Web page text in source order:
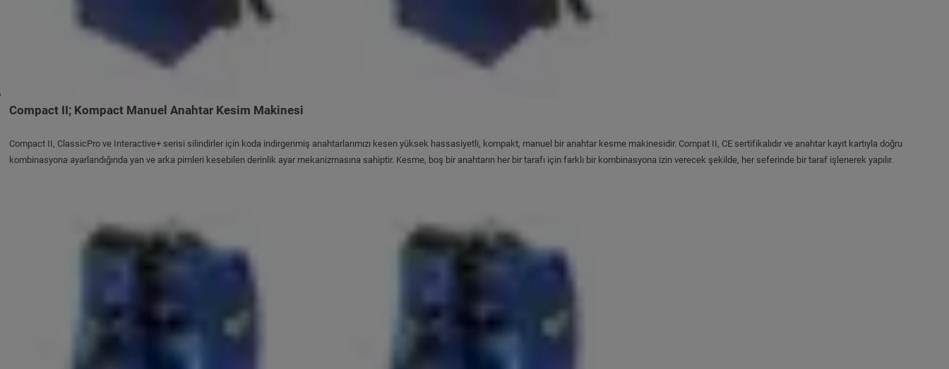
Compact II; Kompact Manuel Anahtar Kesim Makinesi
Compact II, ClassicPro ve Interactive+ serisi silindirler için koda indirgenmiş anahtarlarımızı kesen yüksek hassasiyetli, kompakt, manuel bir anahtar kesme makinesidir. Compat II, CE sertifikalıdır ve anahtar kayıt kartıyla doğru
kombinasyona ayarlandığında yan ve arka pimleri kesebilen derinlik ayar mekanizmasına sahiptir. Kesme, boş bir anahtarın her bir tarafı için farklı bir kombinasyona izin verecek şekilde, her seferinde bir taraf işlenerek yapılır.